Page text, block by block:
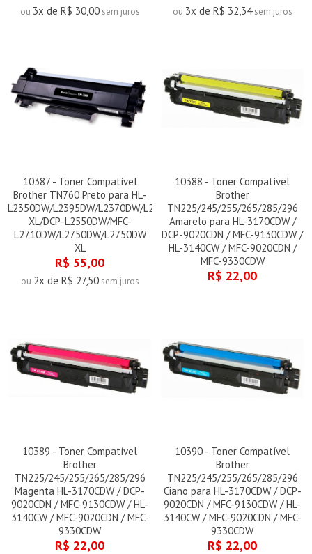
ou 3x de R$ 30,00sem juros ou 3x de R$ 32,34sem juros
10387 - Toner Compatível
Brother TN760 Preto para HL-
L2350DW/L2395DW/L2370DW/L2370DW
XL/DCP-L2550DW/MFC-
L2710DW/L2750DW/L2750DW
XL
R$ 55,00
ou 2x de R$ 27,50sem juros
10388 - Toner Compatível
Brother
TN225/245/255/265/285/296
Amarelo para HL-3170CDW /
DCP-9020CDN / MFC-9130CDW /
HL-3140CW / MFC-9020CDN /
MFC-9330CDW
R$ 22,00
10389 - Toner Compatível
Brother
TN225/245/255/265/285/296
Magenta HL-3170CDW / DCP-
9020CDN / MFC-9130CDW / HL-
3140CW / MFC-9020CDN / MFC-
9330CDW
R$ 22,00
10390 - Toner Compatível
Brother
TN225/245/255/265/285/296
Ciano para HL-3170CDW / DCP-
9020CDN / MFC-9130CDW / HL-
3140CW / MFC-9020CDN / MFC-
9330CDW
R$ 22,00